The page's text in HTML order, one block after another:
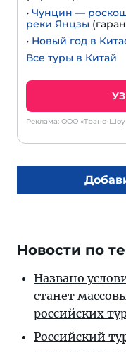
• Чунцин —
реки Янцзы
• Новый год в
Все туры в Китай
Реклама: ООО «Транс-Шоу
Новости по
Названо
станет
российских
Российский